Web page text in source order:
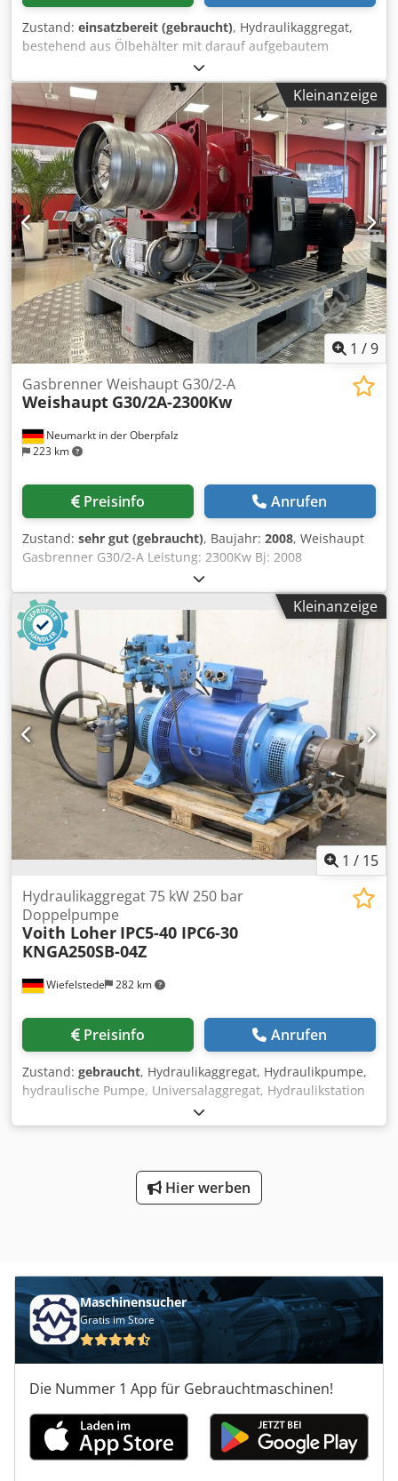
Zustand: einsatzbereit (gebraucht), Hydraulikaggregat,
bestehend aus Ölbehälter mit darauf aufgebautem
Antriebsmotor mit angeflanschter Hydraulikpumpe sowie
darüber befindlichen zwei Ventilblöcken 1. Ventilblock
Fabrikat WANDFLUH-Hydraulik Druck max.: 160 bar
Liefermenge: 20 l/min Dkododz Dliepfx Akhsr 2. Ventilblock
Fabrikat BOSCH Betriebsdruck: 319 bar Antriebsmotor:
220/380 V, 1420 Upm, 2,2 kW Platzbedarf: 700 x 620 x 1050
mm Gewicht einschl. Hydrauliköl (ca. 90 l): 193 kg
Kleinanzeige
1 /9
Neumarkt in der Oberpfalz
223 km
Gasbrenner Weishaupt G30/2-A
Weishaupt G30/2A-2300Kw
Preisinfo Anrufen
Zustand: sehr gut (gebraucht), Baujahr: 2008, Weishaupt
Gasbrenner G30/2-A Leistung: 2300Kw Bj: 2008
Besichtigung bitte nur nach telefonische Absprache!
Dkodpfx Akei Dw Epeher Bevorzugter Verkauf an Händler,
Gewerbetreibende oder Export. Alle Angaben ohne
Gewähr, Irrtum und Zwischenverkauf vorbehalten. Der
Verkäufer übernimmt keine Haftung für Tipp und
Datenübermittlungsfehler. Selbstverständlich erledigen
wir auch sämtliche Formalitäten Verladung möglich
Kleinanzeige
1 / 15
Wiefelstede 282 km
Hydraulikaggregat 75 kW 250 bar
Doppelpumpe
Voith Loher IPC5-40 IPC6-30
KNGA250SB-04Z
Preisinfo Anrufen
Zustand: gebraucht, Hydraulikaggregat, Hydraulikpumpe,
hydraulische Pumpe, Universalaggregat, Hydraulikstation
Dksdjp A A R Sopfx Akhor -Hersteller: HAWE,
Hydraulikaggregat mit Doppelpumpe -Hydraulikpumpen:
Einzelkomponenten: siehe Fotos -Abmessungen:
2300/800/H9500 mm -Gewicht: 1000 kg
Hier werben
Maschinensucher
Gratis im Store
Die Nummer 1 App für Gebrauchtmaschinen!